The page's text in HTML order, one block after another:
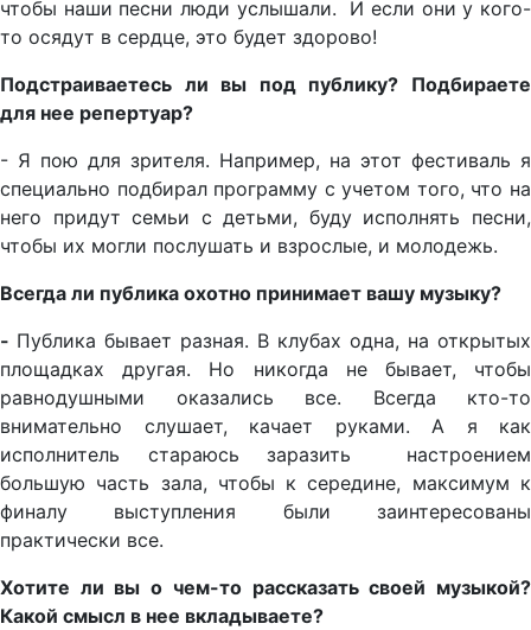
чтобы наши песни люди услышали. И если они у кого-
то осядут в сердце, это будет здорово!
Подстраиваетесь ли вы под публику? Подбираете
для нее репертуар?
- Я пою для зрителя. Например, на этот фестиваль я
специально подбирал программу с учетом того, что на
него придут семьи с детьми, буду исполнять песни,
чтобы их могли послушать и взрослые, и молодежь.
Всегда ли публика охотно принимает вашу музыку?
- Публика бывает разная. В клубах одна, на открытых
площадках другая. Но никогда не бывает, чтобы
равнодушными оказались все. Всегда кто-то
внимательно слушает, качает руками. А я как
исполнитель стараюсь заразить настроением
большую часть зала, чтобы к середине, максимум к
финалу выступления были заинтересованы
практически все.
Хотите ли вы о чем-то рассказать своей музыкой?
Какой смысл в нее вкладываете?